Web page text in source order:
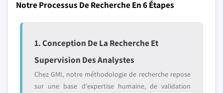
Notre Processus De Recherche En 6 Étapes
1. Conception De La Recherche Et
Supervision Des Analystes
Chez GMI, notre méthodologie de recherche repose
sur une base d'expertise humaine, de validation